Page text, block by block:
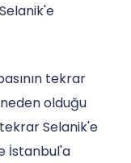
tekrar
olduğu
Selanik'e
İstanbul'a